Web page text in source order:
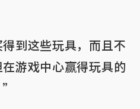
到这些玩具，而且不
游戏中心赢得玩具的